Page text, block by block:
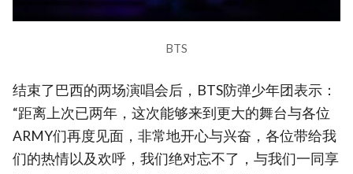
BTS
结束了巴西的两场演唱会后，BTS防弹少年团表示：
“距离上次已两年，这次能够来到更大的舞台与各位
ARMY们再度见面，非常地开心与兴奋，各位带给我
们的热情以及欢呼，我们绝对忘不了，与我们一同享